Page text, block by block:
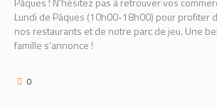
Lundi de Pâques (10h00-18h00) pour profiter
nos restaurants et de notre parc de jeu. Une
famille s’annonce !
0